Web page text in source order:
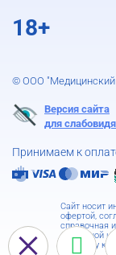
18+
© ООО "Медицинский
Версия сайта
для
Принимаем к
Сайт носит
офертой,
справочная
подробной
телефону